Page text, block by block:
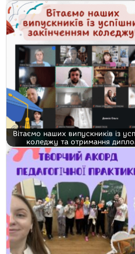
Вітаємо наших випускників із
коледжу та отримання